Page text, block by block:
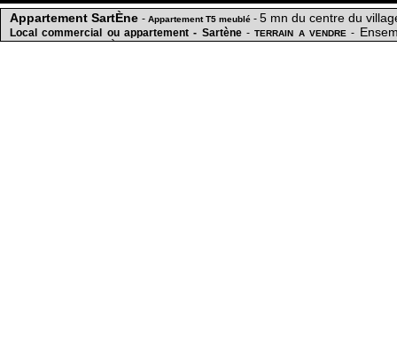
Appartement SartÈne - Appartement T5 meublé - 5 mn du centre du
Local commercial ou appartement - Sartène-TERRAIN A VENDRE-
Appartement SartÈne